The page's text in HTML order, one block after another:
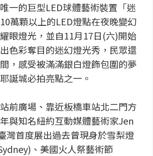
一的巨型LED球體藝術裝置「迷
萬顆以上的LED燈點在夜晚變幻
眼燈光，並自11月17日(六)開始
色彩奪目的迷幻燈光秀，民眾還
，感受被滿滿銀白燈飾包圍的夢
誕城必拍亮點之一。
前廣場、靠近板橋車站北二門方
與知名紐約互動媒體藝術家Jen
灣首度展出過去曾現身於雪梨燈
、美國火人祭藝術節